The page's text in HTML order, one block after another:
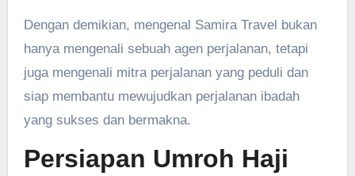
Dengan demikian, mengenal Samira Travel bukan
hanya mengenali sebuah agen perjalanan, tetapi
juga mengenali mitra perjalanan yang peduli dan
siap membantu mewujudkan perjalanan ibadah
yang sukses dan bermakna.
Persiapan Umroh Haji